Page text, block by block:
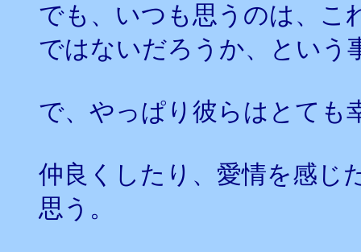
でも、いつも思うのは、こ
ではないだろうか、という
で、やっぱり彼らはとても
仲良くしたり、愛情を感じ
思う。